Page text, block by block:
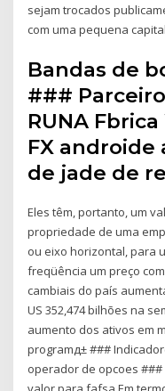
sejam trocados
com uma pequena
Bandas de
###
RUNA
FX
de jade de
Eles têm, portanto, um
propriedade de uma
ou eixo horizontal, para
freqüência um preço
cambiais do país
US 352,474 bilhões na
aumento dos ativos em
programд± ###
operador de opcoes